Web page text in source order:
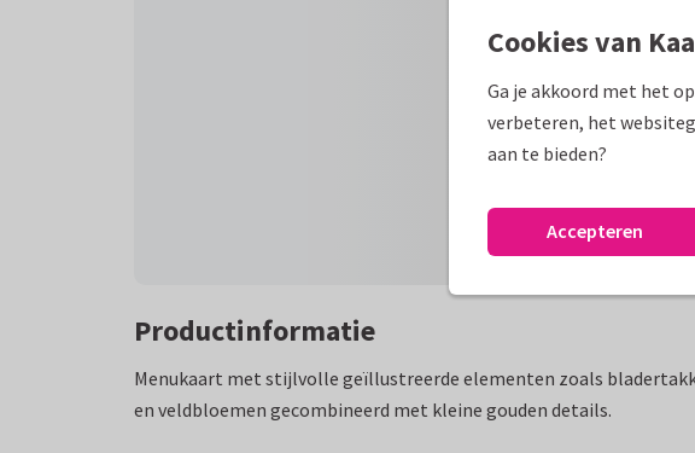
Productinformatie
Menukaart met stijlvolle geïllustreerde elementen zoals
en veldbloemen gecombineerd met kleine gouden details.
Cookies van
Ga je akkoord met het
verbeteren, het
aan te bieden?
Accepteren